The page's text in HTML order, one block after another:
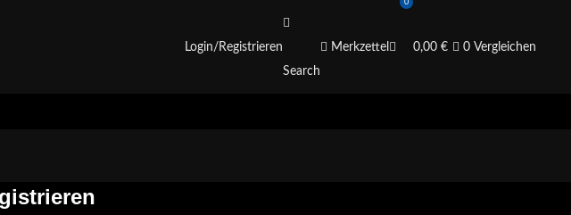
Login/Registrieren
Search
Merkzettel
0
0,00€ 0 Vergleichen